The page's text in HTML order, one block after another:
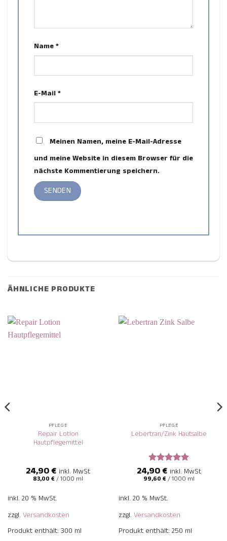
Name *
E-Mail *
Meinen Namen, meine E-Mail-Adresse
und meine Website in diesem Browser für die
nächste Kommentierung speichern.
ÄHNLICHE PRODUKTE
PFLEGE
Repair Lotion
Hautpflegemittel
24,90€ inkl. MwSt
83,00 €/1000 ml
inkl. 20 % MwSt.
zzgl. Versandkosten
Produkt enthält: 300 ml
PFLEGE
Lebertran/Zink Hautsalbe
Bewertet
mit5 von
24,90€ inkl. MwSt
99,60 €/1000 ml
inkl. 20 % MwSt.
zzgl. Versandkosten
Produkt enthält: 250 ml